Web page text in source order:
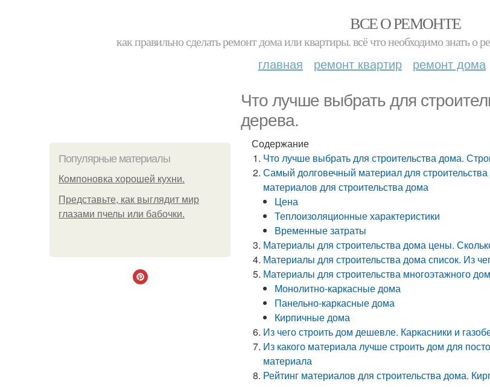
ВСЕ О РЕМОНТЕ
как правильно сделать ремонт дома или квартиры. всё что необходимо знать
главная ремонт квартир ремонт дома
Что лучше выбрать для
дерева.
Популярные материалы
Компоновка хорошей кухни.
Представьте, как выглядит мир
глазами пчелы или бабочки.
Содержание
Что лучше выбрать для строительства дома.
Самый долговечный материал для
материалов для строительства дома
Цена
Теплоизоляционные характеристики
Временные затраты
Материалы для строительства дома цены.
Материалы для строительства дома список. Из
Материалы для строительства многоэтажного
Монолитно-каркасные дома
Панельно-каркасные дома
Кирпичные дома
Из чего строить дом дешевле. Каркасники и
Из какого материала лучше строить дом для
материала
Рейтинг материалов для строительства дома.